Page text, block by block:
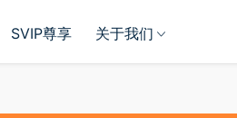
SVIP尊享 关于我们